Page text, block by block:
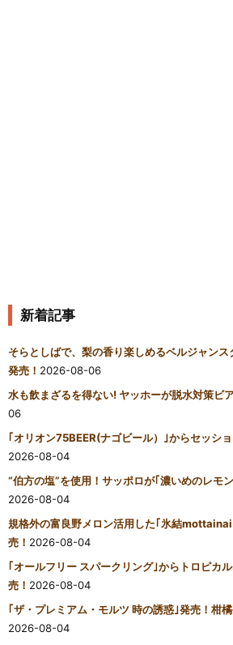
新着記事
そらとしばで、梨の香り楽しめるベルジャン
発売！ 2026-08-06
水も飲まざるを得ない! ヤッホーが脱水対策ビ
06
｢オリオン75BEER(ナゴビール）｣からセッシ
2026-08-04
“伯方の塩”を使用！サッポロが｢濃いめのレモ
2026-08-04
規格外の富良野メロン活用した｢氷結
売！ 2026-08-04
｢オールフリー スパークリング｣からトロピカ
売！ 2026-08-04
｢ザ・プレミアム・モルツ 時の誘惑｣発売！柑
2026-08-04